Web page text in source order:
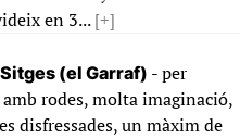
en 3...[+]
(el Garraf) - per
rodes, molta imaginació,
disfressades, un màxim de